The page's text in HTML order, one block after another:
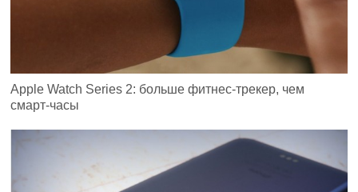
Apple Watch Series 2: больше фитнес-трекер, чем
смарт-часы